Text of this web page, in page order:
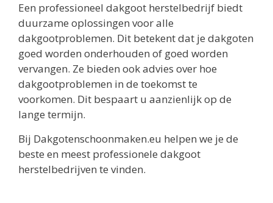
Een professioneel dakgoot herstelbedrijf biedt
duurzame oplossingen voor alle
dakgootproblemen. Dit betekent dat je dakgoten
goed worden onderhouden of goed worden
vervangen. Ze bieden ook advies over hoe
dakgootproblemen in de toekomst te
voorkomen. Dit bespaart u aanzienlijk op de
lange termijn.
Bij Dakgotenschoonmaken.eu helpen we je de
beste en meest professionele dakgoot
herstelbedrijven te vinden.